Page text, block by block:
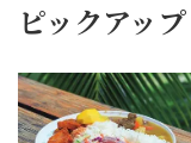
ピックアップ